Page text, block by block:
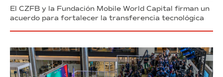
El CZFB y la Fundación Mobile World Capital firman un
acuerdo para fortalecer la transferencia tecnológica